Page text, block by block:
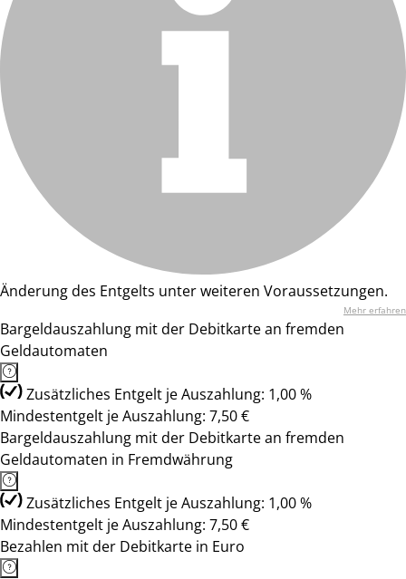
Änderung des Entgelts unter weiteren Voraussetzungen.
Mehr erfahren
Bargeldauszahlung mit der Debitkarte an fremden
Geldautomaten
Zusätzliches Entgelt je Auszahlung: 1,00 %
Mindestentgelt je Auszahlung: 7,50 €
Bargeldauszahlung mit der Debitkarte an fremden
Geldautomaten in Fremdwährung
Zusätzliches Entgelt je Auszahlung: 1,00 %
Mindestentgelt je Auszahlung: 7,50 €
Bezahlen mit der Debitkarte in Euro